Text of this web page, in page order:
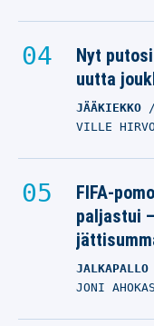
Nyt
uutta
JÄÄKIEKKO
VILLE
FIFA-
paljastui
JALKAPALLO
JONI AHOKAS